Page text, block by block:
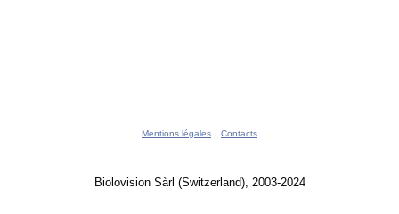
Mentions légales Contacts
Biolovision Sàrl (Switzerland), 2003-2024